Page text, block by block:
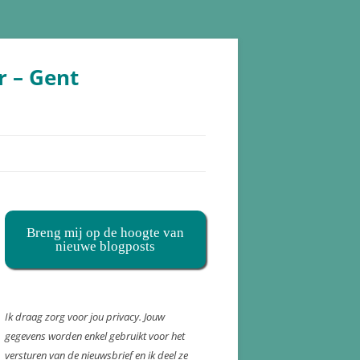
– Gent
Breng mij op de hoogte van
nieuwe blogposts
Ik draag zorg voor jou privacy. Jouw
gegevens worden enkel gebruikt voor het
versturen van de nieuwsbrief en ik deel ze